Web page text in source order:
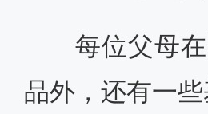
每位父母
品外，还有一